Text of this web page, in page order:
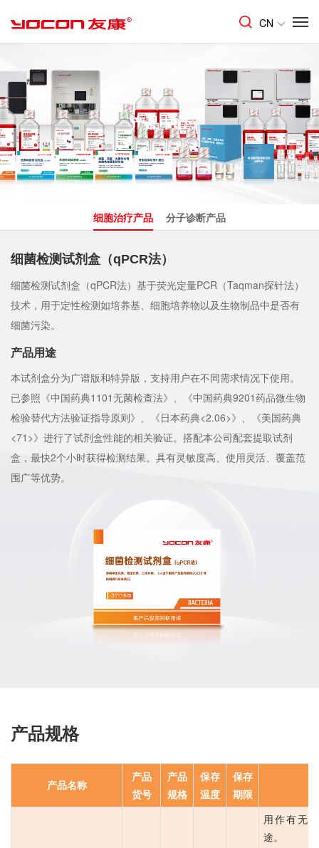
CN
产品中心
细胞治疗产品 分子诊断产品
细菌检测试剂盒（qPCR法）
细菌检测试剂盒（qPCR法）基于荧光定量PCR（Taqman探针法）
技术，用于定性检测如培养基、细胞培养物以及生物制品中是否有
细菌污染。
产品用途
本试剂盒分为广谱版和特异版，支持用户在不同需求情况下使用。
已参照《中国药典1101无菌检查法》、《中国药典9201药品微生物
检验替代方法验证指导原则》、《日本药典<2.06>》、《美国药典
<71>》进行了试剂盒性能的相关验证。搭配本公司配套提取试剂
盒，最快2个小时获得检测结果。具有灵敏度高、使用灵活、覆盖范
围广等优势。
产品规格
产品名称
产品
货号
产品
规格
保存
温度
保存
期限
用作有无
途。